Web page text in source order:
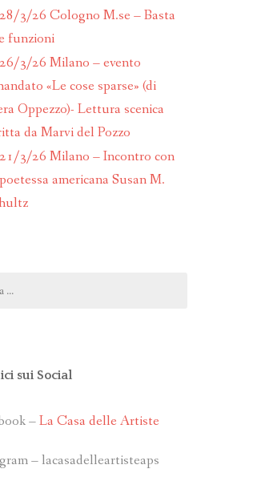
28/3/26 Cologno M.se – Basta
funzioni
26/3/26 Milano – evento
«Le cose sparse» (di
Oppezzo)- Lettura scenica
da Marvi del Pozzo
21/3/26 Milano – Incontro con
americana Susan M.
sui Social
–La Casa delle Artiste
– lacasadelleartisteaps